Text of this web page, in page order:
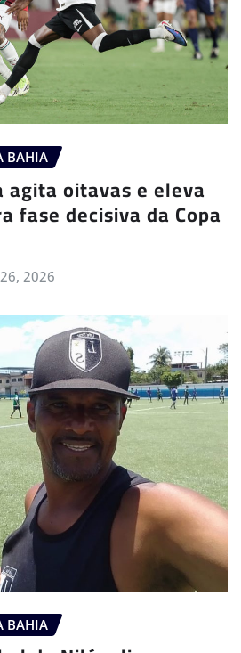
BAHIA
agita oitavas e eleva
fase decisiva da Copa
2026
BAHIA